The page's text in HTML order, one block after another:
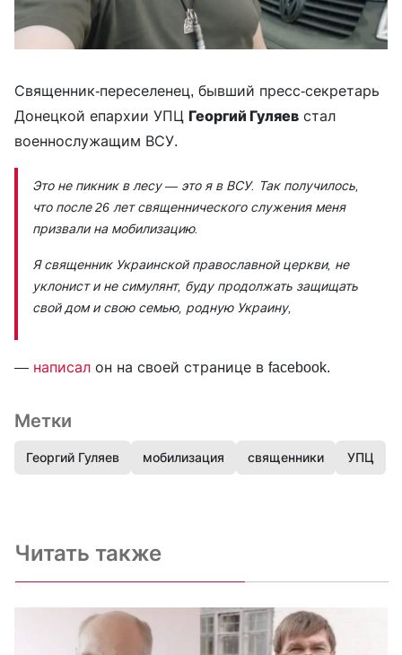
Священник-переселенец, бывший пресс-секретарь
Донецкой епархии УПЦ Георгий Гуляев стал
военнослужащим ВСУ.
Это не пикник в лесу — это я в ВСУ. Так получилось,
что после 26 лет священнического служения меня
призвали на мобилизацию.
Я священник Украинской православной церкви, не
уклонист и не симулянт, буду продолжать защищать
свой дом и свою семью, родную Украину,
— написал он на своей странице в facebook.
Метки
Георгий Гуляев мобилизация священники УПЦ
Читать также